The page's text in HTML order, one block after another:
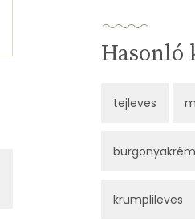
Hasonló
tejleves
krumplileves